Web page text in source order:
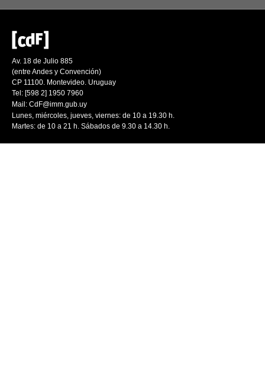
Av. 18 de Julio 885
(entre Andes y Convención)
CP 11100. Montevideo. Uruguay
Tel: [598 2] 1950 7960
Mail: CdF@imm.gub.uy
Lunes, miércoles, jueves, viernes: de 10 a 19.30 h.
Martes: de 10 a 21 h. Sábados de 9.30 a 14.30 h.